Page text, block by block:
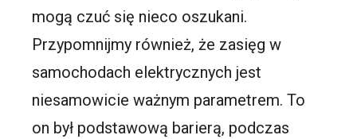
mogą czuć się nieco oszukani.
Przypomnijmy również, że zasięg w
samochodach elektrycznych jest
niesamowicie ważnym parametrem. To
on był podstawową barierą, podczas